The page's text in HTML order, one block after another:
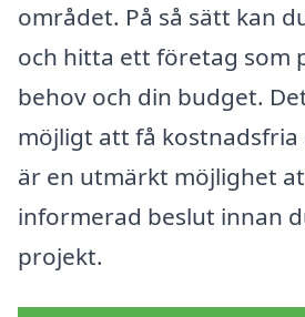
området. På så sätt kan
och hitta ett företag som
behov och din budget.
möjligt att få
är en utmärkt möjlighet
informerad beslut innan
projekt.